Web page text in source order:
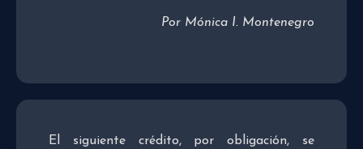
Por Mónica I. Montenegro
El siguiente crédito, por obligación, se